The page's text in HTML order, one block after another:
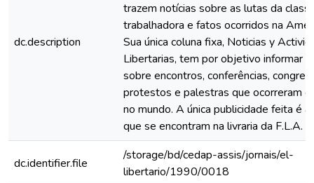
dc.description
trazem notícias sobre as lutas da
trabalhadora e fatos ocorridos na
Sua única coluna fixa, Noticias y
Libertarias, tem por objetivo informar
sobre encontros, conferências,
protestos e palestras que ocorreram
no mundo. A única publicidade feita é
que se encontram na livraria da F.L.A.
dc.identifier.file
/storage/bd/cedap-assis/jornais/el-
libertario/1990/0018